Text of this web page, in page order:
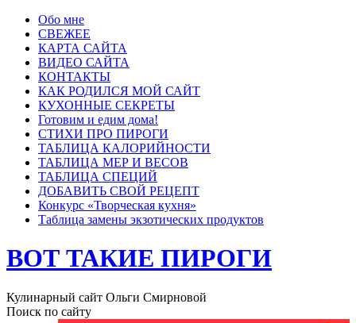
Обо мне
СВЕЖЕЕ
КАРТА САЙТА
ВИДЕО САЙТА
КОНТАКТЫ
КАК РОДИЛСЯ МОЙ САЙТ
КУХОННЫЕ СЕКРЕТЫ
Готовим и едим дома!
СТИХИ ПРО ПИРОГИ
ТАБЛИЦА КАЛОРИЙНОСТИ
ТАБЛИЦА МЕР И ВЕСОВ
ТАБЛИЦА СПЕЦИЙ
ДОБАВИТЬ СВОЙ РЕЦЕПТ
Конкурс «Творческая кухня»
Таблица замены экзотических продуктов
ВОТ ТАКИЕ ПИРОГИ
Кулинарный сайт Ольги Смирновой
Поиск по сайту